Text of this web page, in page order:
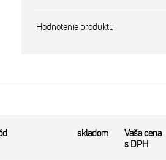
Hodnotenie produktu
skladom
Vaša cena
s DPH